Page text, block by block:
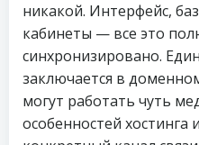
никакой. Интерфейс,
кабинеты — все это
синхронизировано.
заключается в
могут работать чуть
особенностей хостинга